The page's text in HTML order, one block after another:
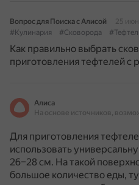
Вопрос для Поиска с Алисой
25
#Кулинария
#Сковорода
Как правильно выбрать
приготовления тефтелей с
Алиса
Для приготовления
использовать
26–28 см. На такой
большое количество еды,